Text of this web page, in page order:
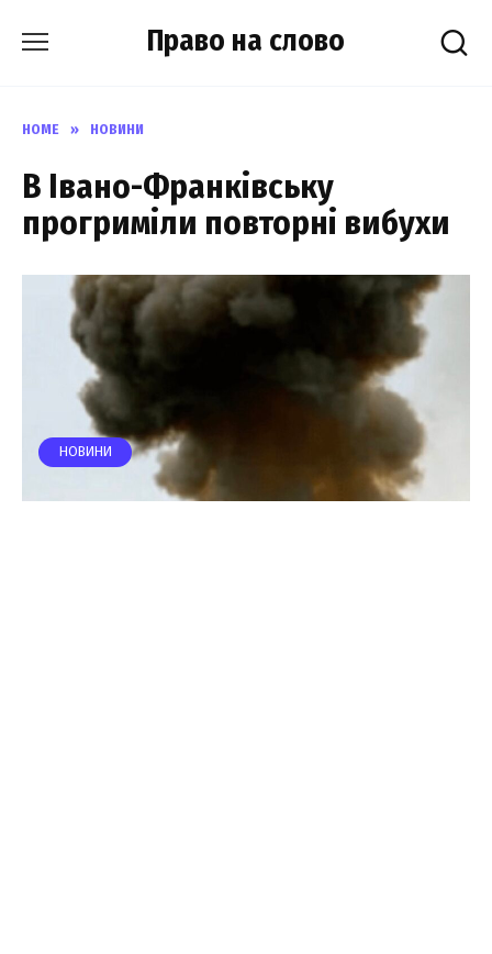
Право на слово
HOME » НОВИНИ
В Івано-Франківську
прогриміли повторні вибухи
НОВИНИ